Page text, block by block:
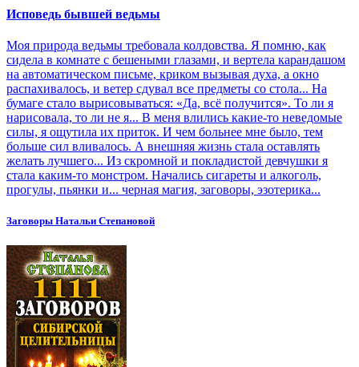
Исповедь бывшей ведьмы
Моя природа ведьмы требовала колдовства. Я помню, как
сидела в комнате с бешеными глазами, и вертела карандашом
на автоматическом письме, криком вызывая духа, а окно
распахивалось, и ветер сдувал все предметы со стола... На
бумаге стало вырисовываться: «Да, всё получится». То ли я
нарисовала, то ли не я... В меня влились какие-то неведомые
силы, я ощутила их приток. И чем больнее мне было, тем
больше сил вливалось. А внешняя жизнь стала оставлять
желать лучшего... Из скромной и покладистой девчушки я
стала каким-то монстром. Начались сигареты и алкоголь,
прогулы, пьянки и... черная магия, заговоры, эзотерика...
Заговоры Натальи Степановой